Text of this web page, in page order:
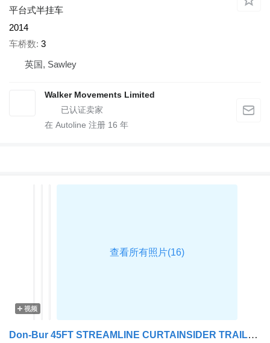
平台式半挂车
2014
车桥数 3
英国, Sawley
Walker Movements Limited
在 Autoline 注册 16 年
视频
Don-Bur 45FT STREAMLINE CURTAINSIDER TRAILER – 2014 – C385853